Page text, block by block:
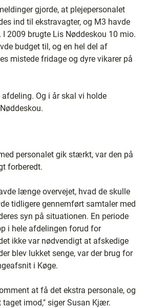
gjorde, at plejepersonalet
ind til ekstravagter, og M3 havde
2009 brugte Lis Nøddeskou 10 mio.
budget til, og en hel del af
mistede fridage og dyre vikarer på
Og i år skal vi holde
personalet gik stærkt, var den på
forberedt.
længe overvejet, hvad de skulle
tidligere gennemført samtaler med
syn på situationen. En periode
i hele afdelingen forud for
ikke var nødvendigt at afskedige
blev lukket senge, var der brug for
i Køge.
at få det ekstra personale, og
imod," siger Susan Kjær.